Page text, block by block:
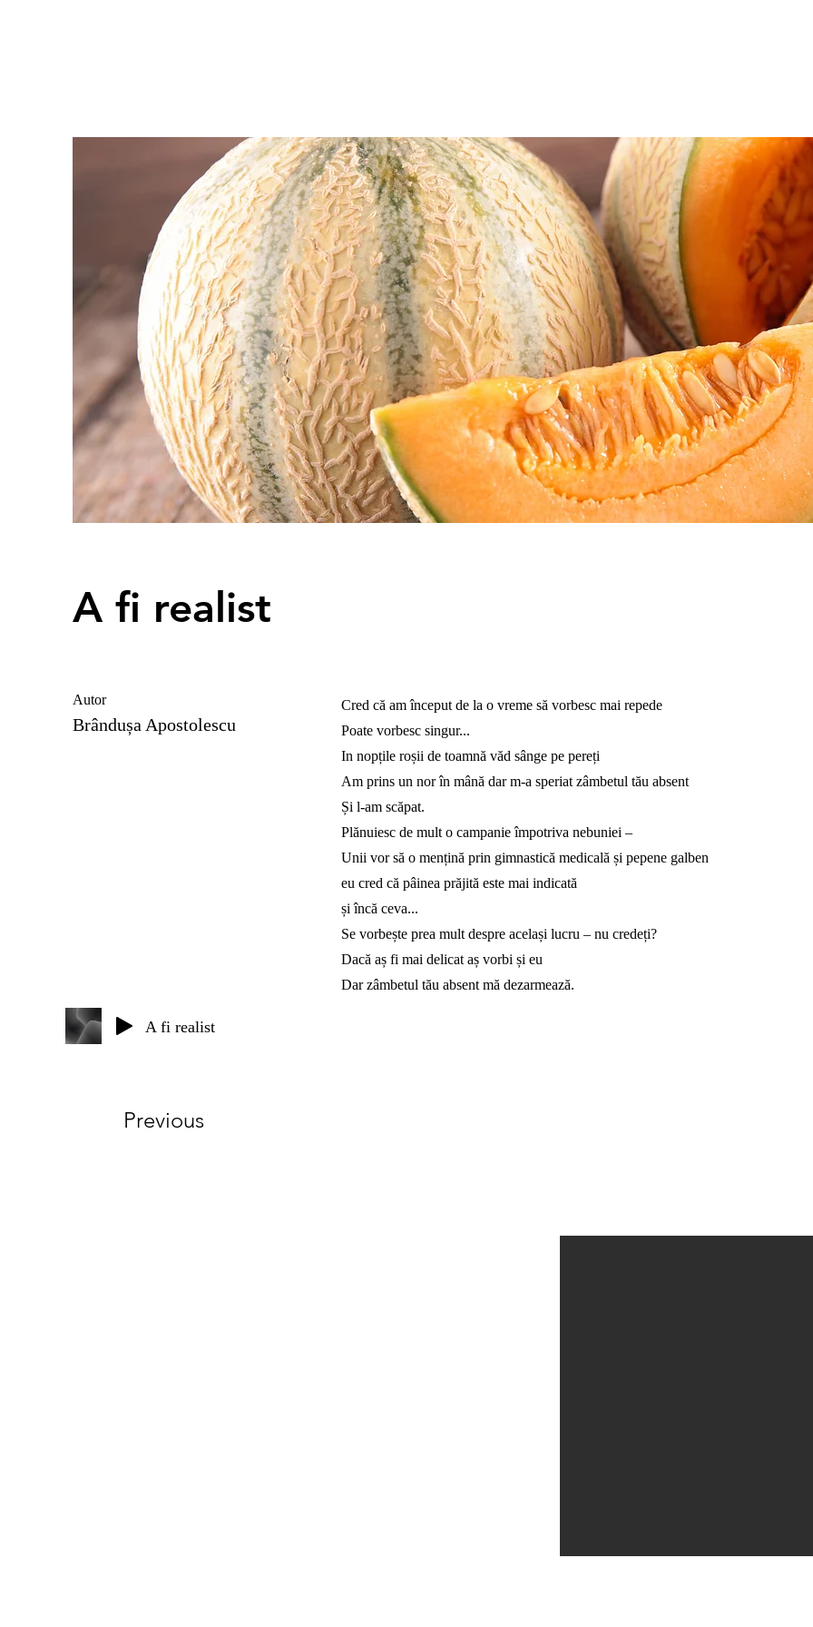
A fi realist
Autor
Brândușa Apostolescu
Cred că am început de la o vreme să vorbesc mai repede
Poate vorbesc singur...
In nopțile roșii de toamnă văd sânge pe pereți
Am prins un nor în mână dar m-a speriat zâmbetul tău absent
Și l-am scăpat.
Plănuiesc de mult o campanie împotriva nebuniei –
Unii vor să o mențină prin gimnastică medicală și pepene galben
eu cred că pâinea prăjită este mai indicată
și încă ceva...
Se vorbește prea mult despre același lucru – nu credeți?
Dacă aș fi mai delicat aș vorbi și eu
Dar zâmbetul tău absent mă dezarmează.
A fi realist
Previous